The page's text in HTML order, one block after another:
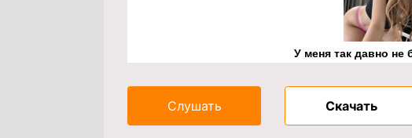
У меня так давно не
Слушать Скачать